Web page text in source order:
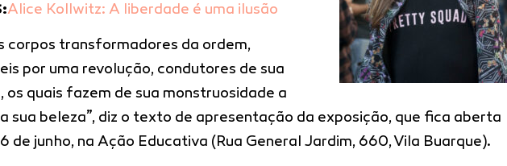
Alice Kollwitz: A liberdade é uma ilusão
corpos transformadores da ordem,
por uma revolução, condutores de sua
os quais fazem de sua monstruosidade a
sua beleza”, diz o texto de apresentação da exposição, que fica aberta
de junho, na Ação Educativa (Rua General Jardim, 660, Vila Buarque).